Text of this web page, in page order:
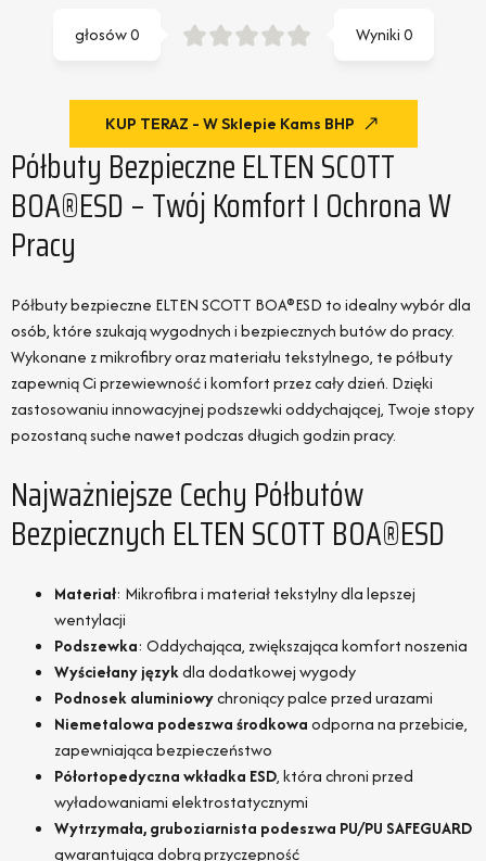
Wyniki0
głosów0
KUP TERAZ - W Sklepie Kams BHP
Półbuty Bezpieczne ELTEN SCOTT
BOA®ESD – Twój Komfort I Ochrona W
Pracy
Półbuty bezpieczne ELTEN SCOTT BOA®ESD to idealny wybór dla
osób, które szukają wygodnych i bezpiecznych butów do pracy.
Wykonane z mikrofibry oraz materiału tekstylnego, te półbuty
zapewnią Ci przewiewność i komfort przez cały dzień. Dzięki
zastosowaniu innowacyjnej podszewki oddychającej, Twoje stopy
pozostaną suche nawet podczas długich godzin pracy.
Najważniejsze Cechy Półbutów
Bezpiecznych ELTEN SCOTT BOA®ESD
Materiał: Mikrofibra i materiał tekstylny dla lepszej
wentylacji
Podszewka: Oddychająca, zwiększająca komfort noszenia
Wyściełany językdla dodatkowej wygody
Podnosek aluminiowychroniący palce przed urazami
Niemetalowa podeszwa środkowaodporna na przebicie,
zapewniająca bezpieczeństwo
Półortopedyczna wkładka ESD, która chroni przed
wyładowaniami elektrostatycznymi
Wytrzymała, gruboziarnista podeszwa PU/PU SAFEGUARD
gwarantująca dobrą przyczepność